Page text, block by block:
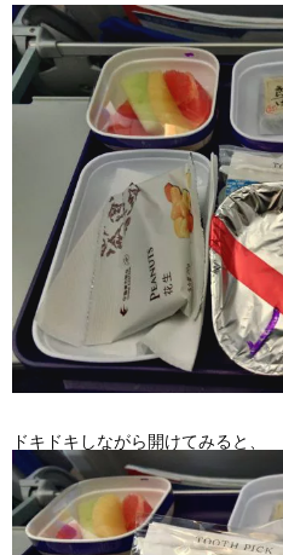
ドキドキしながら開けてみると、